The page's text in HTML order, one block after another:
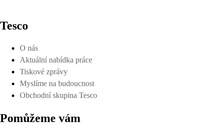
Tesco
O nás
Aktuální nabídka práce
Tiskové zprávy
Myslíme na budoucnost
Obchodní skupina Tesco
Pomůžeme vám